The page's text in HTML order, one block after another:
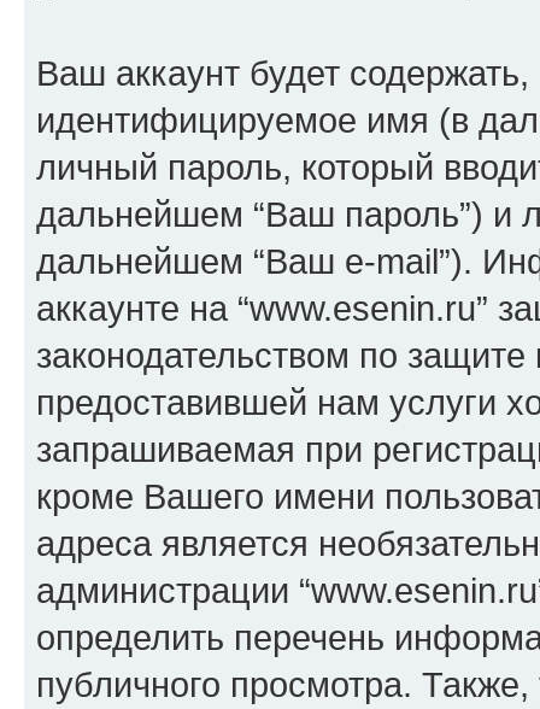
Ваш аккаунт будет
идентифицируемое имя (в
личный пароль, который
дальнейшем “Ваш пароль”) и
дальнейшем “Ваш e-mail”).
аккаунте на “www.esenin.ru”
законодательством по
предоставившей нам услуги
запрашиваемая при
кроме Вашего имени
адреса является
администрации
определить перечень
публичного просмотра.